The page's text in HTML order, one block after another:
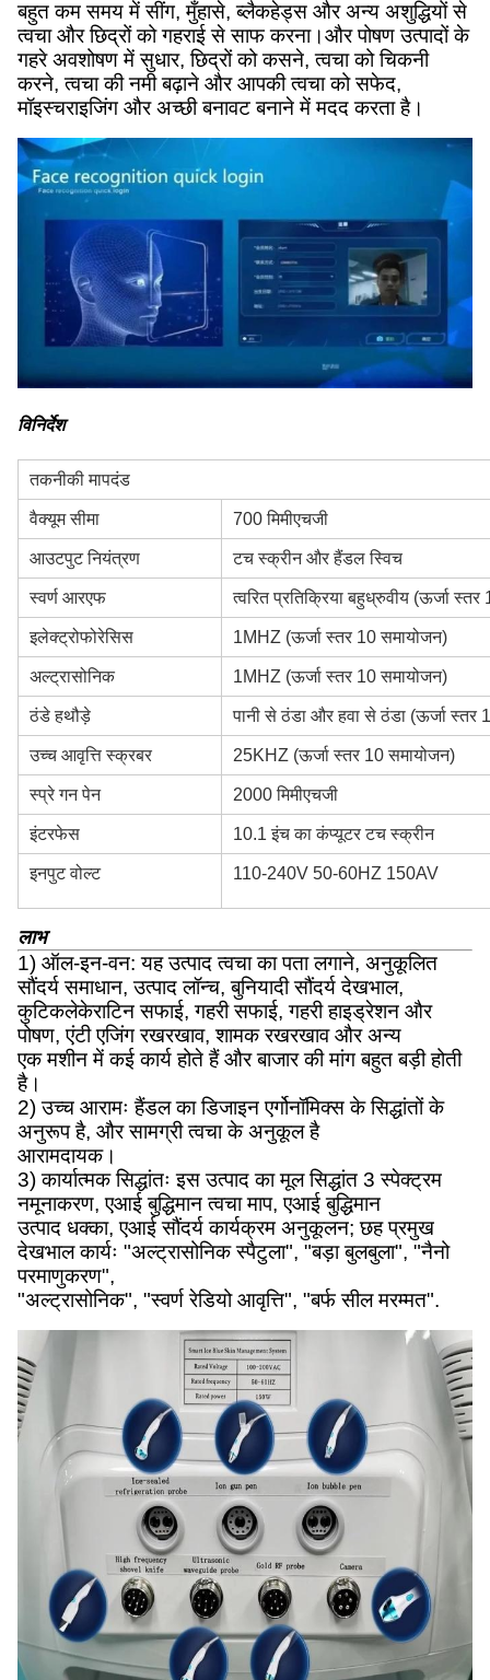
बहुत कम समय में सींग, मुँहासे, ब्लैकहेड्स और अन्य अशुद्धियों से
त्वचा और छिद्रों को गहराई से साफ करना।और पोषण उत्पादों के
गहरे अवशोषण में सुधार, छिद्रों को कसने, त्वचा को चिकनी
करने, त्वचा की नमी बढ़ाने और आपकी त्वचा को सफेद,
मॉइस्चराइजिंग और अच्छी बनावट बनाने में मदद करता है।
विनिर्देश
तकनीकी मापदंड
वैक्यूम सीमा 700 मिमीएचजी
आउटपुट नियंत्रण टच स्क्रीन और हैंडल स्विच
स्वर्ण आरएफ त्वरित प्रतिक्रिया बहुध्रुवीय (ऊर्जा
इलेक्ट्रोफोरेसिस 1MHZ (ऊर्जा स्तर 10 समायोजन)
अल्ट्रासोनिक 1MHZ (ऊर्जा स्तर 10 समायोजन)
ठंडे हथौड़े पानी से ठंडा और हवा से ठंडा (ऊर्जा स्तर
उच्च आवृत्ति स्क्रबर 25KHZ (ऊर्जा स्तर 10 समायोजन)
स्प्रे गन पेन 2000 मिमीएचजी
इंटरफेस 10.1 इंच का कंप्यूटर टच स्क्रीन
इनपुट वोल्ट 110-240V 50-60HZ 150AV
लाभ
1) ऑल-इन-वन: यह उत्पाद त्वचा का पता लगाने, अनुकूलित
सौंदर्य समाधान, उत्पाद लॉन्च, बुनियादी सौंदर्य देखभाल,
कुटिकलेकेराटिन सफाई, गहरी सफाई, गहरी हाइड्रेशन और
पोषण, एंटी एजिंग रखरखाव, शामक रखरखाव और अन्य
एक मशीन में कई कार्य होते हैं और बाजार की मांग बहुत बड़ी होती
है।
2) उच्च आरामः हैंडल का डिजाइन एर्गोनॉमिक्स के सिद्धांतों के
अनुरूप है, और सामग्री त्वचा के अनुकूल है
आरामदायक।
3) कार्यात्मक सिद्धांतः इस उत्पाद का मूल सिद्धांत 3 स्पेक्ट्रम
नमूनाकरण, एआई बुद्धिमान त्वचा माप, एआई बुद्धिमान
उत्पाद धक्का, एआई सौंदर्य कार्यक्रम अनुकूलन; छह प्रमुख
देखभाल कार्यः "अल्ट्रासोनिक स्पैटुला", "बड़ा बुलबुला", "नैनो
परमाणुकरण",
"अल्ट्रासोनिक", "स्वर्ण रेडियो आवृत्ति", "बर्फ सील मरम्मत".